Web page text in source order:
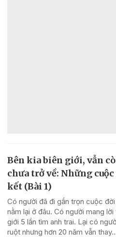
Bên kia biên giới, vẫn
chưa trở về: Những
kết (Bài 1)
Có người đã đi gần trọn cuộc
nằm lại ở đâu. Có người mang
giới 5 lần tìm anh trai. Lại có
ruột nhưng hơn 20 năm vẫn